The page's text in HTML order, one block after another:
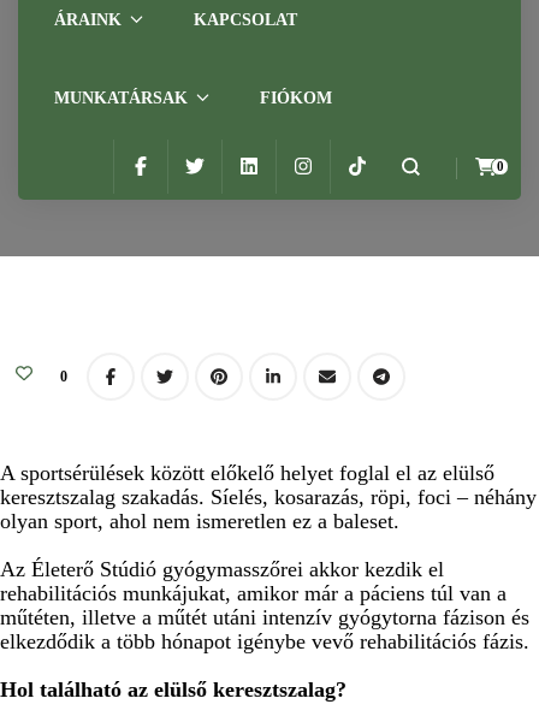
ÁRAINK KAPCSOLAT
MUNKATÁRSAK FIÓKOM
0
Blog fájdalomcsillapítás
térdfájdalom kezelése
Elülső keresztszalag szakadás
0
A sportsérülések között előkelő helyet foglal el az elülső
keresztszalag szakadás. Síelés, kosarazás, röpi, foci – néhány
olyan sport, ahol nem ismeretlen ez a baleset.
Az Életerő Stúdió gyógymasszőrei akkor kezdik el
rehabilitációs munkájukat, amikor már a páciens túl van a
műtéten, illetve a műtét utáni intenzív gyógytorna fázison és
elkezdődik a több hónapot igénybe vevő rehabilitációs fázis.
Hol található az elülső keresztszalag?